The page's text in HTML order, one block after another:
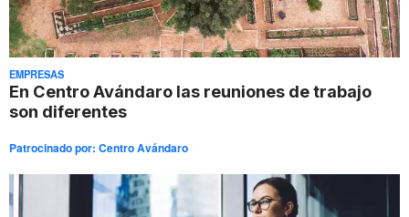
EMPRESAS
En Centro Avándaro las reuniones de trabajo
son diferentes
Patrocinado por: Centro Avándaro